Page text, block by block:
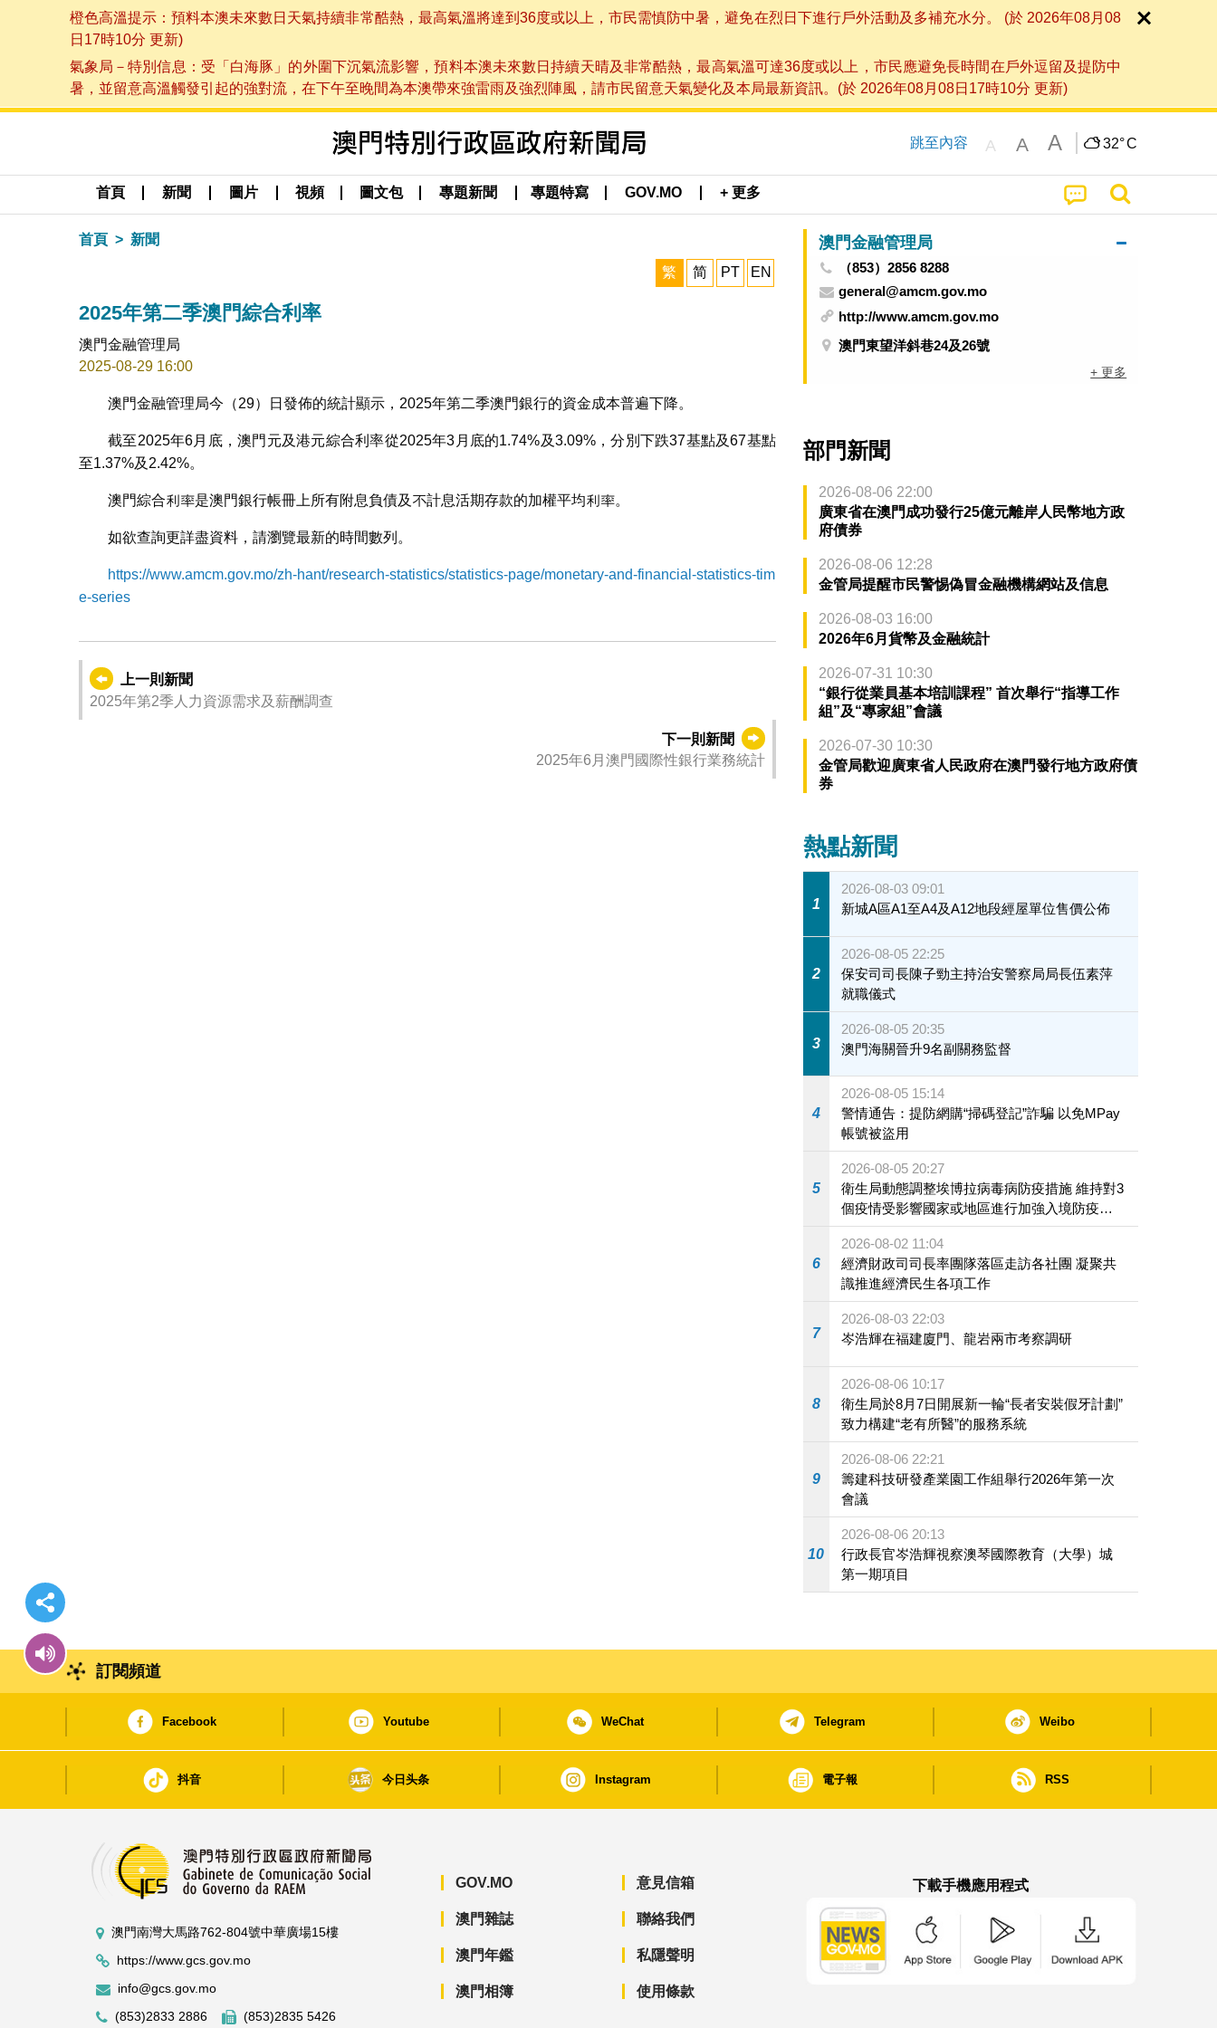
橙色高溫提示：預料本澳未來數日天氣持續非常酷熱，最高氣溫將達到36度或以上，市民需慎防中暑，避免在烈日下進行戶外活動及多補充水分。 (於 2026年08月08
日17時10分 更新)
氣象局－特別信息：受「白海豚」的外圍下沉氣流影響，預料本澳未來數日持續天晴及非常酷熱，最高氣溫可達36度或以上，市民應避免長時間在戶外逗留及提防中
暑，並留意高溫觸發引起的強對流，在下午至晚間為本澳帶來強雷雨及強烈陣風，請市民留意天氣變化及本局最新資訊。(於 2026年08月08日17時10分 更新)
跳至內容 A A A 32°C
首頁 新聞 圖片 視頻 圖文包 專題新聞 專題特寫 GOV.MO + 更多
首頁 新聞
繁 简 PT EN
2025年第二季澳門綜合利率
澳門金融管理局
2025-08-29 16:00
澳門金融管理局今（29）日發佈的統計顯示，2025年第二季澳門銀行的資金成本普遍下降。
截至2025年6月底，澳門元及港元綜合利率從2025年3月底的1.74%及3.09%，分別下跌37基點及67基點
至1.37%及2.42%。
澳門綜合利率是澳門銀行帳冊上所有附息負債及不計息活期存款的加權平均利率。
如欲查詢更詳盡資料，請瀏覽最新的時間數列。
https://www.amcm.gov.mo/zh-hant/research-statistics/statistics-page/monetary-and-financial-statistics-tim
e-series
上一則新聞
2025年第2季人力資源需求及薪酬調查
下一則新聞
2025年6月澳門國際性銀行業務統計
澳門金融管理局
（853）2856 8288
general@amcm.gov.mo
http://www.amcm.gov.mo
澳門東望洋斜巷24及26號
+ 更多
部門新聞
2026-08-06 22:00
廣東省在澳門成功發行25億元離岸人民幣地方政
府債券
2026-08-06 12:28
金管局提醒市民警惕偽冒金融機構網站及信息
2026-08-03 16:00
2026年6月貨幣及金融統計
2026-07-31 10:30
“銀行從業員基本培訓課程” 首次舉行“指導工作
組”及“專家組”會議
2026-07-30 10:30
金管局歡迎廣東省人民政府在澳門發行地方政府債
券
熱點新聞
1
2026-08-03 09:01
新城A區A1至A4及A12地段經屋單位售價公佈
2
2026-08-05 22:25
保安司司長陳子勁主持治安警察局局長伍素萍
就職儀式
3
2026-08-05 20:35
澳門海關晉升9名副關務監督
4
2026-08-05 15:14
警情通告：提防網購“掃碼登記”詐騙 以免MPay
帳號被盜用
5
2026-08-05 20:27
衛生局動態調整埃博拉病毒病防疫措施 維持對3
個疫情受影響國家或地區進行加強入境防疫措
施
6
2026-08-02 11:04
經濟財政司司長率團隊落區走訪各社團 凝聚共
識推進經濟民生各項工作
7
2026-08-03 22:03
岑浩輝在福建廈門、龍岩兩市考察調研
8
2026-08-06 10:17
衛生局於8月7日開展新一輪“長者安裝假牙計劃”
致力構建“老有所醫”的服務系統
9
2026-08-06 22:21
籌建科技研發產業園工作組舉行2026年第一次
會議
10
2026-08-06 20:13
行政長官岑浩輝視察澳琴國際教育（大學）城
第一期項目
訂閱頻道
Facebook Youtube WeChat Telegram Weibo
抖音 今日头条 Instagram 電子報 RSS
澳門南灣大馬路762-804號中華廣場15樓
https://www.gcs.gov.mo
info@gcs.gov.mo
(853)2833 2886
(853)2835 5426
GOV.MO
澳門雜誌
澳門年鑑
澳門相簿
意見信箱
聯絡我們
私隱聲明
使用條款
下載手機應用程式